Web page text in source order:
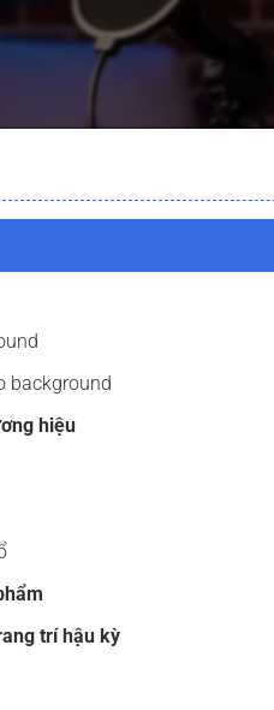
background
hiệu
trí hậu kỳ